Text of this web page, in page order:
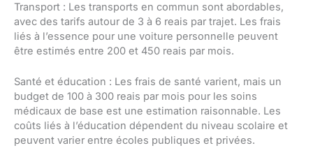
Transport : Les transports en commun sont abordables,
avec des tarifs autour de 3 à 6 reais par trajet. Les frais
liés à l’essence pour une voiture personnelle peuvent
être estimés entre 200 et 450 reais par mois.
Santé et éducation : Les frais de santé varient, mais un
budget de 100 à 300 reais par mois pour les soins
médicaux de base est une estimation raisonnable. Les
coûts liés à l’éducation dépendent du niveau scolaire et
peuvent varier entre écoles publiques et privées.